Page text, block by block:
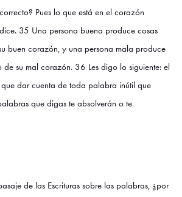
Pues lo que está en el corazón
35 Una persona buena produce cosas
buen corazón, y una persona mala produce
de su mal corazón. 36 Les digo lo siguiente: el
dar cuenta de toda palabra inútil que
que digas te absolverán o te
de las Escrituras sobre las palabras, ¿por